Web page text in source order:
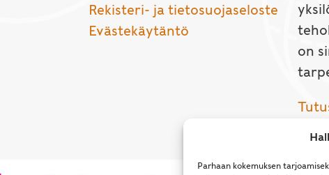
Parhaan kokemuksen
Rekisteri- ja tietosuojaseloste
Evästekäytäntö
on